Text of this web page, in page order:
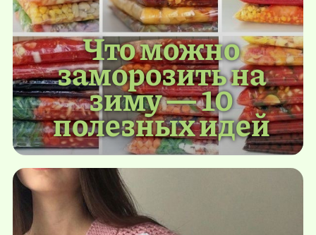
Что можно
заморозить на
зиму — 10
полезных идей